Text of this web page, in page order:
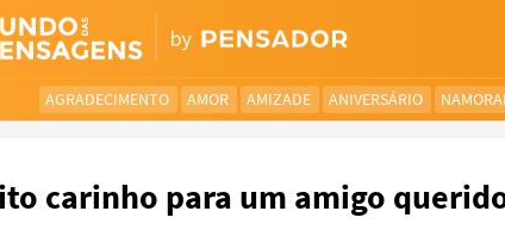
AGRADECIMENTO AMOR AMIZADE ANIVERSÁRIO
carinho para um amigo